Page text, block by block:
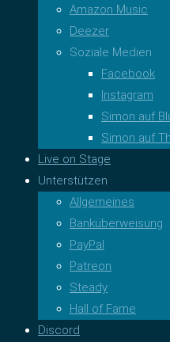
Amazon Music
Deezer
Soziale Medien
Facebook
Instagram
Simon auf
Simon auf
Live on Stage
Unterstützen
Allgemeines
Banküberweisung
PayPal
Patreon
Steady
Hall of Fame
Discord